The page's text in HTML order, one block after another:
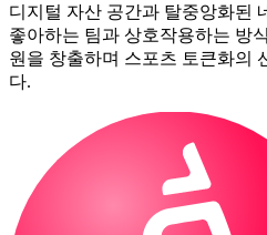
디지털 자산 공간과 탈중앙화된
좋아하는 팀과 상호작용하는 방
원을 창출하며 스포츠 토큰화의
다.